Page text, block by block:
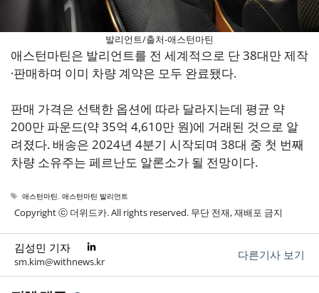
발리언트/출처-애스턴마틴
애스턴마틴은 발리언트를 전 세계적으로 단 38대만 제작
·판매하며 이미 차량 계약은 모두 완료됐다.
판매 가격은 선택한 옵션에 따라 달라지는데 평균 약
200만 파운드(약 35억 4,610만 원)에 거래된 것으로 알
려졌다. 배송은 2024년 4분기 시작되며 38대 중 첫 번째
차량 소유주는 페르난도 알론소가 될 전망이다.
태
애스턴마틴 애스턴마틴 발리언트
Copyright ⓒ 더위드카. All rights reserved. 무단 전재, 재배포 금지
김성민 기자
sm.kim@withnews.kr
다른기사 보기